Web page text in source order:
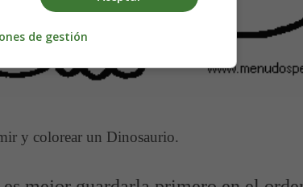
y colorear un Dinosaurio.
de gestión